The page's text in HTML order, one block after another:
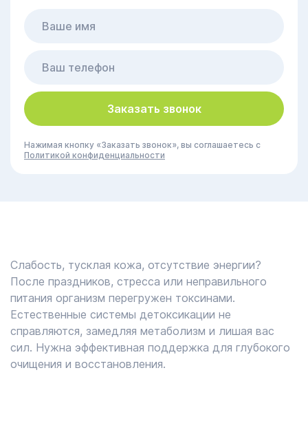
Заказать звонок
Нажимая кнопку «Заказать звонок», вы соглашаетесь с
Политикой конфиденциальности
Слабость, тусклая кожа, отсутствие энергии?
После праздников, стресса или неправильного
питания организм перегружен токсинами.
Естественные системы детоксикации не
справляются, замедляя метаболизм и лишая вас
сил. Нужна эффективная поддержка для глубокого
очищения и восстановления.